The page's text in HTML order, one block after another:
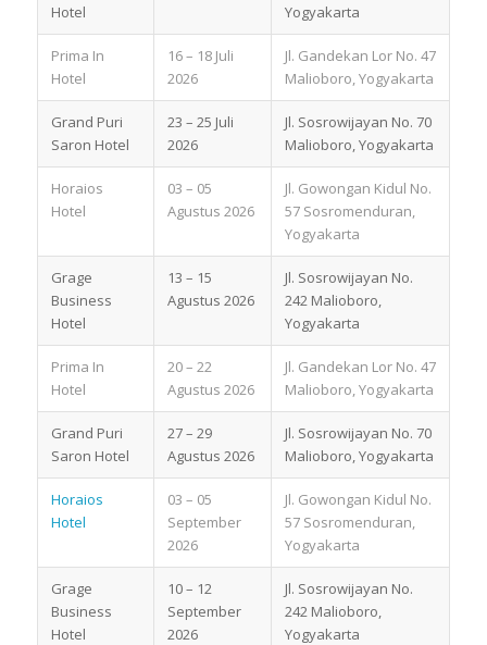
Hotel
Yogyakarta
Prima In
Hotel
16 – 18 Juli
2026
Jl. Gandekan Lor No. 47
Malioboro, Yogyakarta
Grand Puri
Saron Hotel
23 – 25 Juli
2026
Jl. Sosrowijayan No. 70
Malioboro, Yogyakarta
Horaios
Hotel
03 – 05
Agustus 2026
Jl. Gowongan Kidul No.
57 Sosromenduran,
Yogyakarta
Grage
Business
Hotel
13 – 15
Agustus 2026
Jl. Sosrowijayan No.
242 Malioboro,
Yogyakarta
Prima In
Hotel
20 – 22
Agustus 2026
Jl. Gandekan Lor No. 47
Malioboro, Yogyakarta
Grand Puri
Saron Hotel
27 – 29
Agustus 2026
Jl. Sosrowijayan No. 70
Malioboro, Yogyakarta
Horaios
Hotel
03 – 05
September
2026
Jl. Gowongan Kidul No.
57 Sosromenduran,
Yogyakarta
Grage
Business
Hotel
10 – 12
September
2026
Jl. Sosrowijayan No.
242 Malioboro,
Yogyakarta